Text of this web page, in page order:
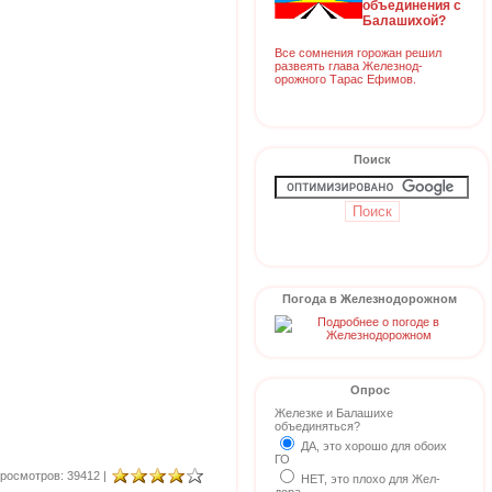
39412 |
объединения с
Балашихой?
Все сомнения горожан решил
развеять глава Железнод-
орожного Тарас Ефимов.
Поиск
Погода в Железнодорожном
Опрос
Железке и Балашихе
объединяться?
ДА, это хорошо для обоих
ГО
НЕТ, это плохо для Жел-